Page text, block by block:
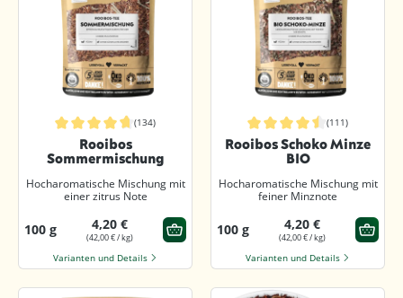
Durchschnittliche Bewertung von 4.8 von 5 Sternen
(134)
Rooibos
Sommermischung
Hocharomatische Mischung mit
einer zitrus Note
100 g 4,20 €
(42,00 € / kg)
Varianten und Details
Durchschnittliche Bewertung von
(111)
Rooibos Schoko Minze
BIO
Hocharomatische Mischung mit
feiner Minznote
100 g 4,20 €
(42,00 € / kg)
Varianten und Details